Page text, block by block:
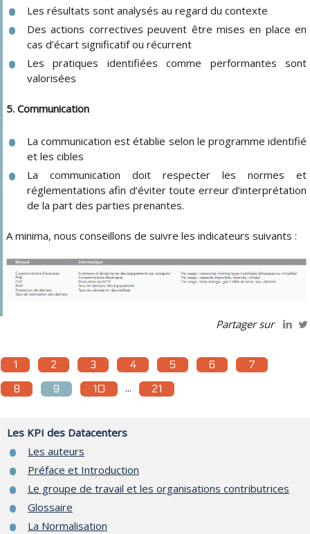
Les résultats sont analysés au regard du contexte
Des actions correctives peuvent être mises en place en
cas d’écart significatif ou récurrent
Les pratiques identifiées comme performantes sont
valorisées
5. Communication
La communication est établie selon le programme identifié
et les cibles
La communication doit respecter les normes et
réglementations afin d’éviter toute erreur d’interprétation
de la part des parties prenantes.
A minima, nous conseillons de suivre les indicateurs suivants :
Partager sur
1 2 3 4 5 6
7
8
9 10 ... 21
Les KPI des Datacenters
Les auteurs
Préface et Introduction
Le groupe de travail et les organisations contributrices
Glossaire
La Normalisation